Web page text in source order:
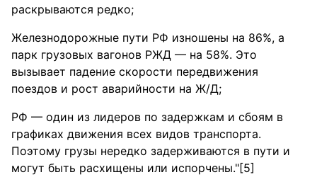
раскрываются редко;
Железнодорожные пути РФ изношены на 86%, а
парк грузовых вагонов РЖД — на 58%. Это
вызывает падение скорости передвижения
поездов и рост аварийности на Ж/Д;
РФ — один из лидеров по задержкам и сбоям в
графиках движения всех видов транспорта.
Поэтому грузы нередко задерживаются в пути и
могут быть расхищены или испорчены."[5]